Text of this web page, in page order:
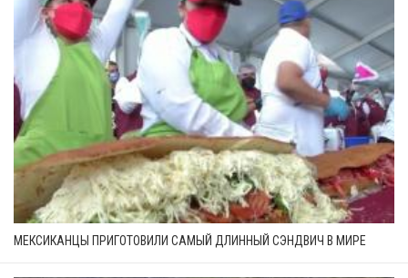
МЕКСИКАНЦЫ ПРИГОТОВИЛИ САМЫЙ ДЛИННЫЙ СЭНДВИЧ В МИРЕ